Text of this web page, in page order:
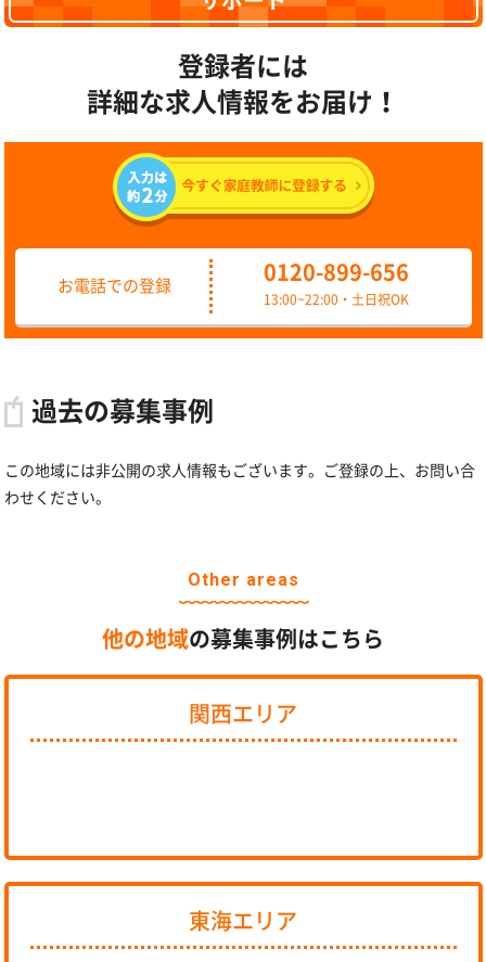
登録者には
詳細な求人情報をお届け！
お電話での登録
0120-899-656
13:00~22:00・土日祝OK
過去の募集事例
この地域には非公開の求人情報もございます。ご登録の上、お問い合
わせください。
Other areas
他の地域の募集事例はこちら
関西エリア
東海エリア